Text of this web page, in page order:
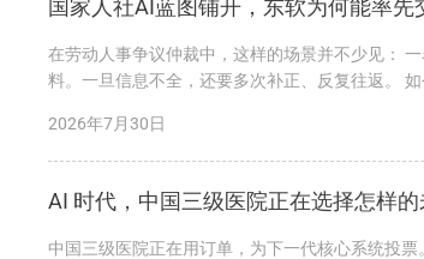
国家人社AI蓝图铺开，东软为何能率先
在劳动人事争议仲裁中，这样的场景并不少见：
料。一旦信息不全，还要多次补正、反复往返。
2026年7月30日
AI 时代，中国三级医院正在选择怎样的
中国三级医院正在用订单，为下一代核心系统投